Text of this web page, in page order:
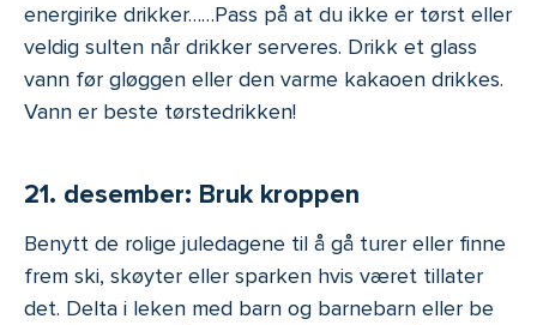
energirike drikker……Pass på at du ikke er tørst eller
veldig sulten når drikker serveres. Drikk et glass
vann før gløggen eller den varme kakaoen drikkes.
Vann er beste tørstedrikken!
21. desember: Bruk kroppen
Benytt de rolige juledagene til å gå turer eller finne
frem ski, skøyter eller sparken hvis været tillater
det. Delta i leken med barn og barnebarn eller be